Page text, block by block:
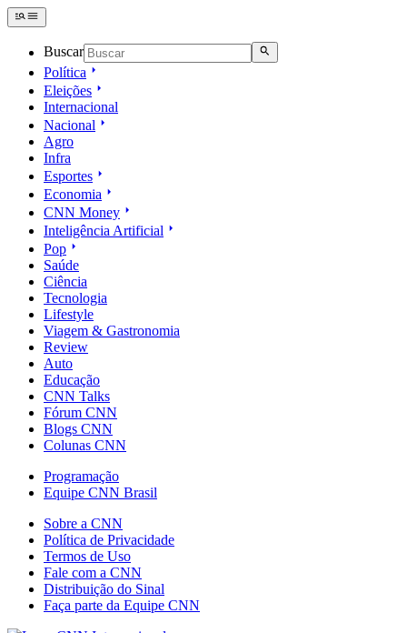
Buscar
Política
Eleições
Internacional
Nacional
Agro
Infra
Esportes
Economia
CNN Money
Inteligência Artificial
Pop
Saúde
Ciência
Tecnologia
Lifestyle
Viagem & Gastronomia
Review
Auto
Educação
CNN Talks
Fórum CNN
Blogs CNN
Colunas CNN
Programação
Equipe CNN Brasil
Sobre a CNN
Política de Privacidade
Termos de Uso
Fale com a CNN
Distribuição do Sinal
Faça parte da Equipe CNN